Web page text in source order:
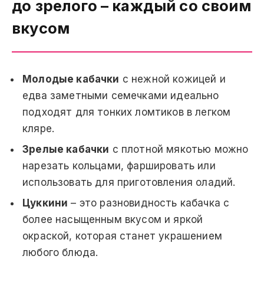
до зрелого – каждый со своим
вкусом
Молодые кабачки с нежной кожицей и
едва заметными семечками идеально
подходят для тонких ломтиков в легком
кляре.
Зрелые кабачки с плотной мякотью можно
нарезать кольцами, фаршировать или
использовать для приготовления оладий.
Цуккини – это разновидность кабачка с
более насыщенным вкусом и яркой
окраской, которая станет украшением
любого блюда.